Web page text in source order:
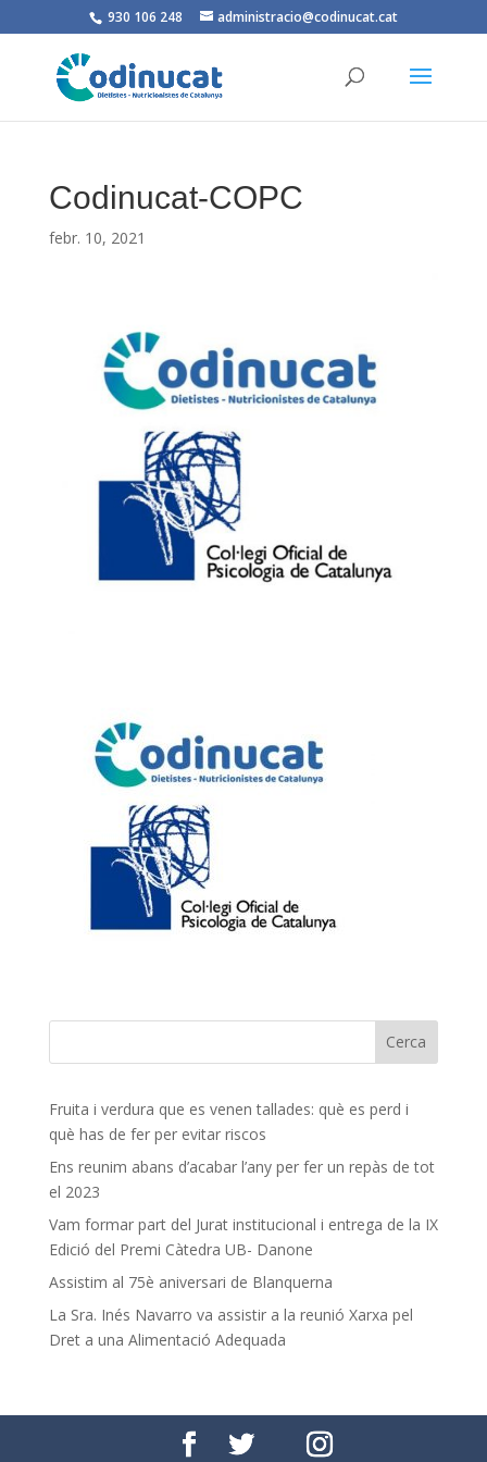
930 106 248 administracio@codinucat.cat
Codinucat-COPC
febr. 10, 2021
Fruita i verdura que es venen tallades: què es perd i
què has de fer per evitar riscos
Ens reunim abans d’acabar l’any per fer un repàs de tot
el 2023
Vam formar part del Jurat institucional i entrega de la IX
Edició del Premi Càtedra UB- Danone
Assistim al 75è aniversari de Blanquerna
La Sra. Inés Navarro va assistir a la reunió Xarxa pel
Dret a una Alimentació Adequada